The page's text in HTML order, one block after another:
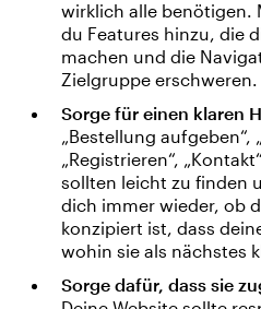
wirklich alle benötigen.
du Features hinzu, die
machen und die
Zielgruppe erschweren.
Sorge für einen klaren
„Bestellung aufgeben“,
„Registrieren“,
sollten leicht zu finden
dich immer wieder, ob
konzipiert ist, dass
wohin sie als nächstes
Sorge dafür, dass sie